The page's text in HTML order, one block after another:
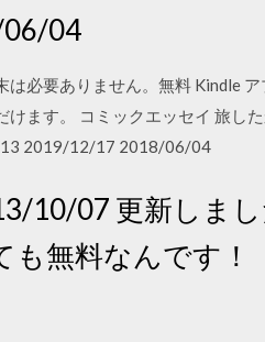
04
は必要ありません。無料 Kindle
けます。 コミックエッセイ 旅し
2019/12/17 2018/06/04
10/07 更新しま
も無料なんです